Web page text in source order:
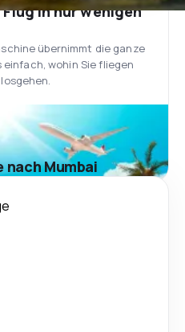
in nur wenigen
übernimmt die ganze
einfach, wohin Sie fliegen
nach Mumbai